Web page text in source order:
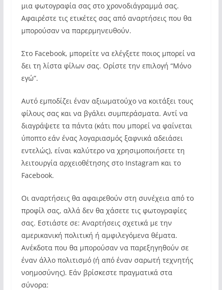
μια φωτογραφία σας στο χρονοδιάγραμμά σας.
Αφαιρέστε τις ετικέτες σας από αναρτήσεις που θα
μπορούσαν να παρερμηνευθούν.
Στο Facebook, μπορείτε να ελέγξετε ποιος μπορεί να
δει τη λίστα φίλων σας. Ορίστε την επιλογή “Μόνο
εγώ”.
Αυτό εμποδίζει έναν αξιωματούχο να κοιτάξει τους
φίλους σας και να βγάλει συμπεράσματα. Αντί να
διαγράψετε τα πάντα (κάτι που μπορεί να φαίνεται
ύποπτο εάν ένας λογαριασμός ξαφνικά αδειάσει
εντελώς), είναι καλύτερο να χρησιμοποιήσετε τη
λειτουργία αρχειοθέτησης στο Instagram και το
Facebook.
Οι αναρτήσεις θα αφαιρεθούν στη συνέχεια από το
προφίλ σας, αλλά δεν θα χάσετε τις φωτογραφίες
σας. Εστιάστε σε: Αναρτήσεις σχετικά με την
αμερικανική πολιτική ή αμφιλεγόμενα θέματα.
Ανέκδοτα που θα μπορούσαν να παρεξηγηθούν σε
έναν άλλο πολιτισμό (ή από έναν σαρωτή τεχνητής
νοημοσύνης). Εάν βρίσκεστε πραγματικά στα
σύνορα: